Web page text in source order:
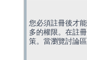
您必須註冊後才
多的權限。在註
策。當瀏覽討論